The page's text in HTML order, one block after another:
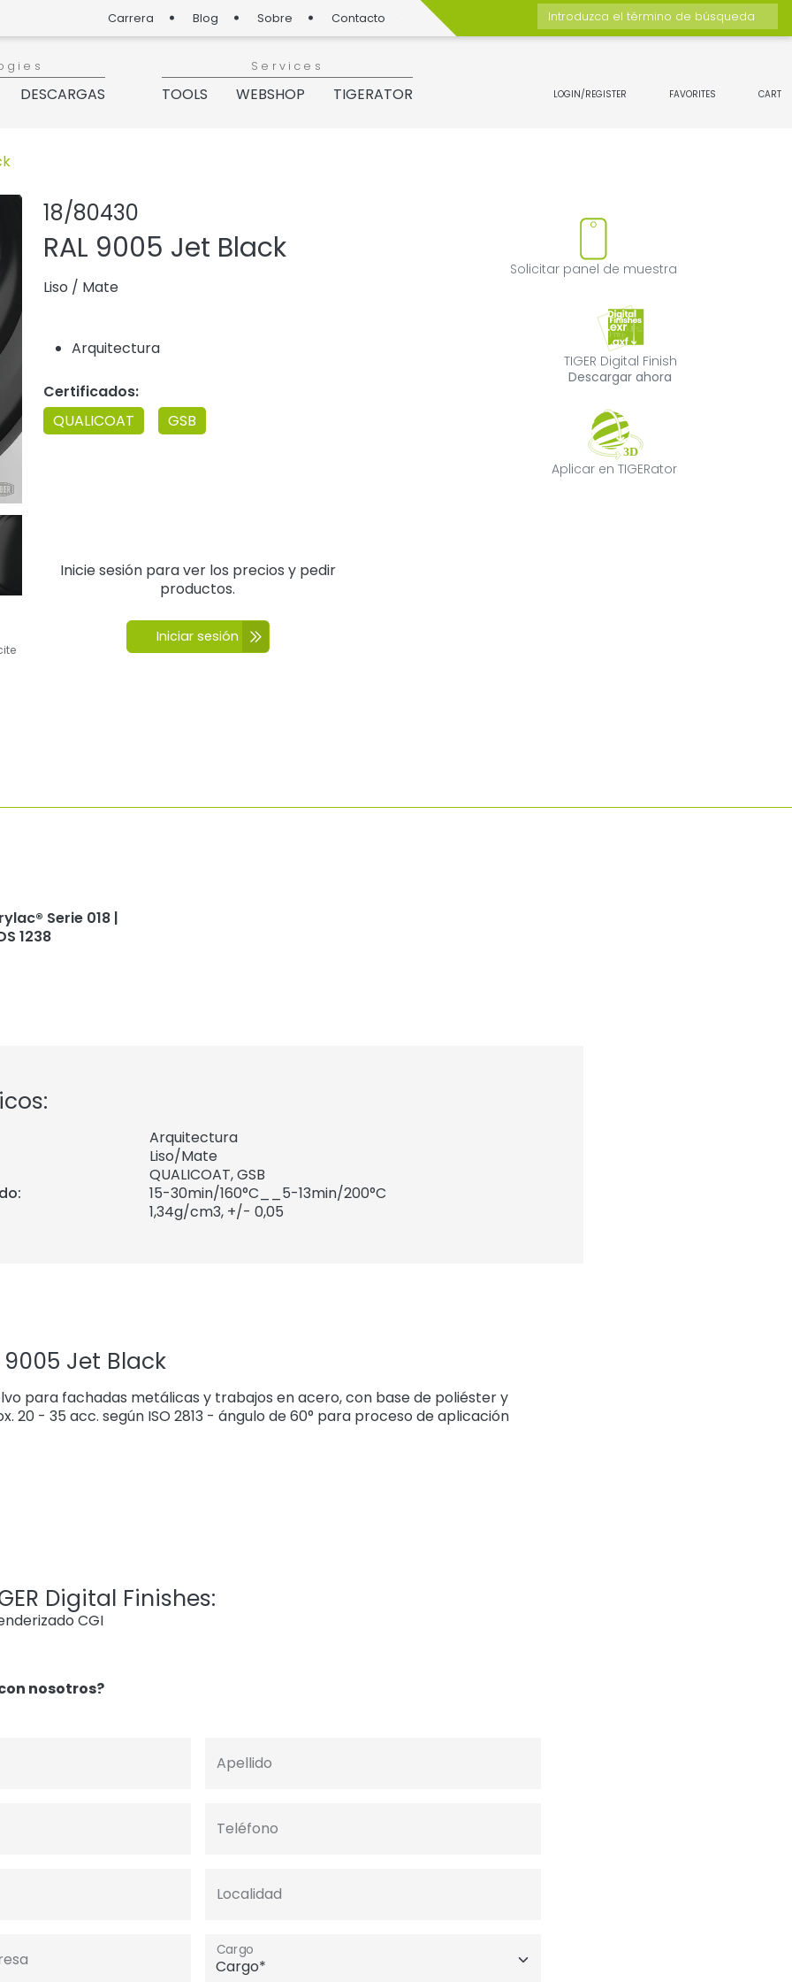
Carrera Blog Sobre Contacto
Introduzca el término de búsqueda
DESCARGAS
Services
TOOLS WEBSHOP TIGERATOR LOGIN/REGISTER FAVORITES CART
18/80430
Agregar o quitar el producto de favoritos
RAL 9005 Jet Black
Liso / Mate
Arquitectura
Certificados:
QUALICOAT
GSB
Solicitar panel de muestra
TIGER Digital Finish
Descargar ahora
Aplicar en TIGERator
Inicie sesión para ver los precios y pedir
productos.
Iniciar sesión
Serie 018 |
1238
Arquitectura
Liso/Mate
QUALICOAT, GSB
15-30min/160°C__5-13min/200°C
1,34g/cm3, +/- 0,05
9005 Jet Black
para fachadas metálicas y trabajos en acero, con base de poliéster y
20 - 35 acc. según ISO 2813 - ángulo de 60° para proceso de aplicación
Digital Finishes:
CGI
nosotros?
Apellido
Teléfono
Localidad
Cargo